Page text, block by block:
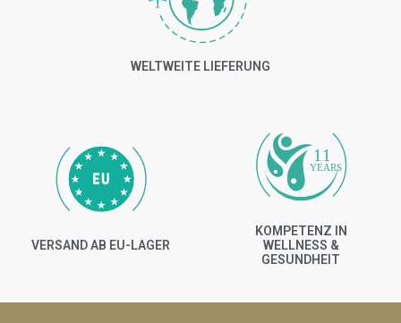
WELTWEITE LIEFERUNG
VERSAND AB EU-LAGER
11
YEARS
KOMPETENZ IN
WELLNESS &
GESUNDHEIT